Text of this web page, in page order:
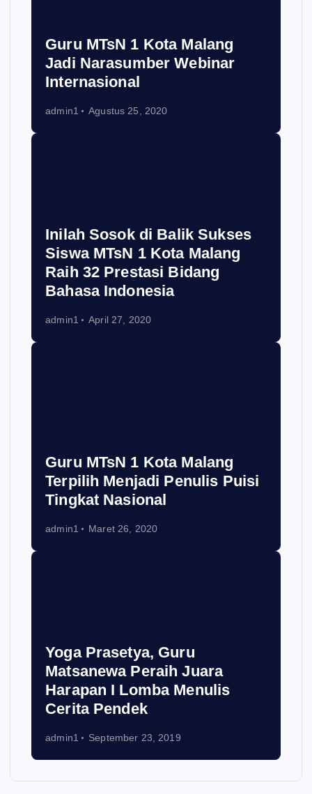
Guru MTsN 1 Kota Malang
Jadi Narasumber Webinar
Internasional
admin1 Agustus 25, 2020
Inilah Sosok di Balik Sukses
Siswa MTsN 1 Kota Malang
Raih 32 Prestasi Bidang
Bahasa Indonesia
admin1 April 27, 2020
Guru MTsN 1 Kota Malang
Terpilih Menjadi Penulis Puisi
Tingkat Nasional
admin1 Maret 26, 2020
Yoga Prasetya, Guru
Matsanewa Peraih Juara
Harapan I Lomba Menulis
Cerita Pendek
admin1 September 23, 2019